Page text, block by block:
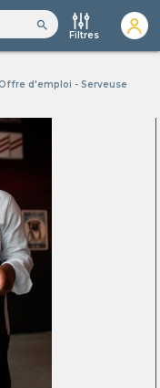
search
Filtres
d'emploi - Serveuse